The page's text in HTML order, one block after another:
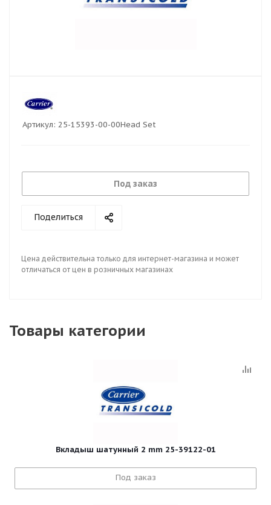
Артикул: 25-15393-00-00Head Set
Под заказ
Поделиться
Цена действительна только для интернет-магазина и может
отличаться от цен в розничных магазинах
Товары категории
Вкладыш шатунный 2 mm 25-39122-01
Под заказ